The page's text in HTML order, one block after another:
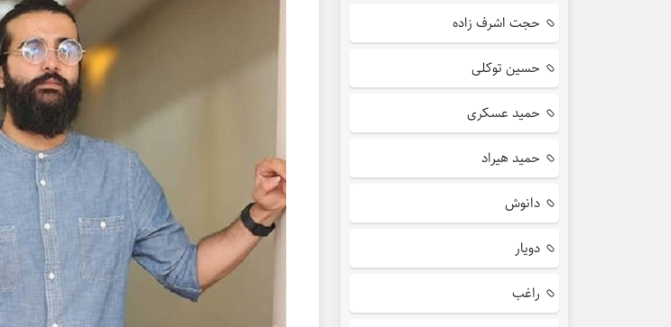
حجت اشرف زاده
حسین توکلی
حمید عسکری
حمید هیراد
دانوش
دویار
راغب